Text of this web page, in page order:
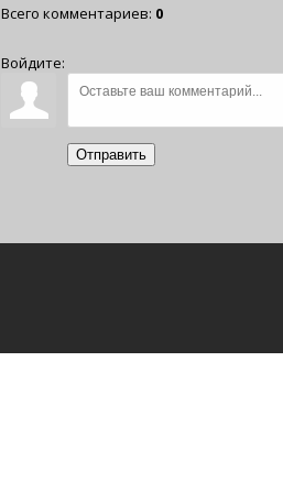
Всего комментариев: 0
Войдите:
Отправить